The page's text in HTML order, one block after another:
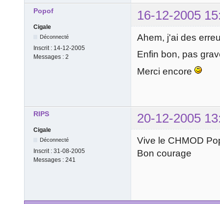
Popof 16-12-2005
Cigale
Déconnecté
Inscrit : 14-12-2005
Messages : 2
Ahem, j'ai des
Enfin bon, pas
Merci encore
RIPS 20-12-2005
Cigale
Déconnecté
Inscrit : 31-08-2005
Messages : 241
Vive le CHMOD
Bon courage